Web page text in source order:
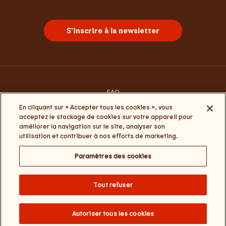
S'inscrire à la newsletter
FAQ
Conditions générales d’utilisation
Termes et conditions Click&Collect et My Burger King
Politique de la vie privée et de cookies
Paramètres des cookies
coordonnées – e-mail :
BKcustomerservice@burgerking.be
En cliquant sur « Accepter tous les cookies », vous
acceptez le stockage de cookies sur votre appareil pour
améliorer la navigation sur le site, analyser son
utilisation et contribuer à nos efforts de marketing.
Paramètres des cookies
Tout refuser
Autoriser tous les cookies